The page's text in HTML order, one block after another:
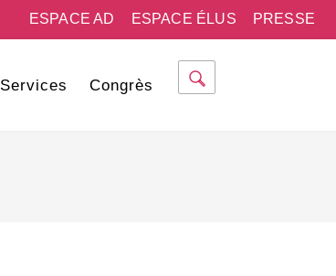
PRESSE
ESPACE ÉLUS
ESPACE AD
Services Congrès